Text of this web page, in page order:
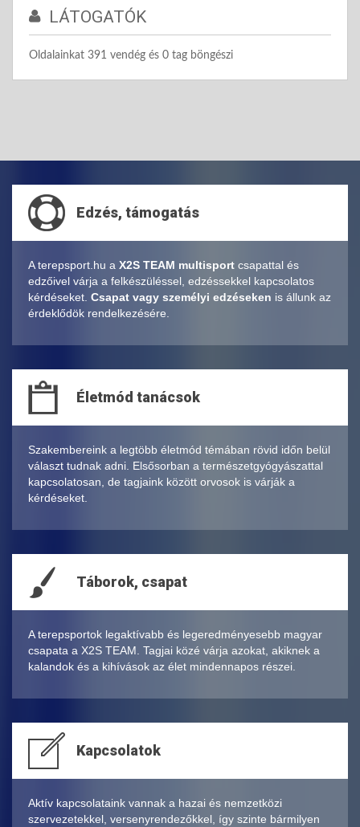
LÁTOGATÓK
Oldalainkat 391 vendég és 0 tag böngészi
Edzés, támogatás
A terepsport.hu a X2S TEAM multisport csapattal és
edzőivel várja a felkészüléssel, edzéssekkel kapcsolatos
kérdéseket. Csapat vagy személyi edzéseken is állunk az
érdeklődök rendelkezésére.
Életmód tanácsok
Szakembereink a legtöbb életmód témában rövid időn belül
választ tudnak adni. Elsősorban a természetgyógyászattal
kapcsolatosan, de tagjaink között orvosok is várják a
kérdéseket.
Táborok, csapat
A terepsportok legaktívabb és legeredményesebb magyar
csapata a X2S TEAM. Tagjai közé várja azokat, akiknek a
kalandok és a kihívások az élet mindennapos részei.
Kapcsolatok
Aktív kapcsolataink vannak a hazai és nemzetközi
szervezetekkel, versenyrendezőkkel, így szinte bármilyen